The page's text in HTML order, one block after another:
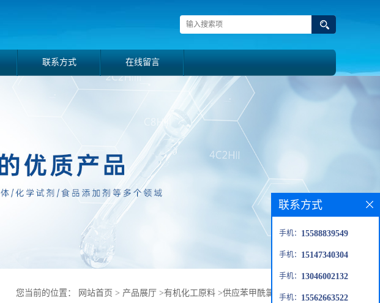
联系方式 在线留言
您当前的位置： 网站首页 > 产品展厅 >有机化工原料 >供应苯甲酰氯批发零售98-88-4
联系方式
手机： 15588839549
手机： 15147340304
手机： 13046002132
手机： 15562663522